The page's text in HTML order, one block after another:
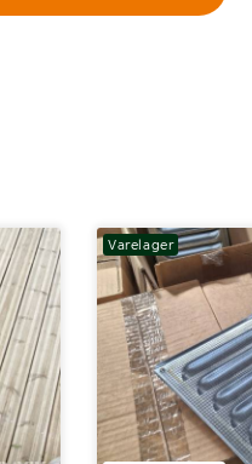
Varelager